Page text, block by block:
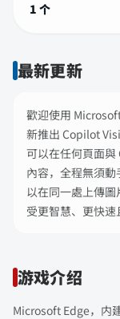
1 个
最新更新
歡迎使用
新推出 Copilot
可以在任何頁面
內容，全程無須
以在同一處上傳
受更智慧、更快速
游戏介绍
Microsoft Edge，内